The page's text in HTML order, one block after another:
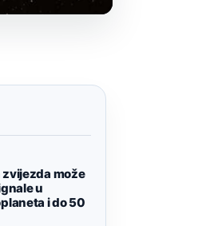
može
u
i do 50